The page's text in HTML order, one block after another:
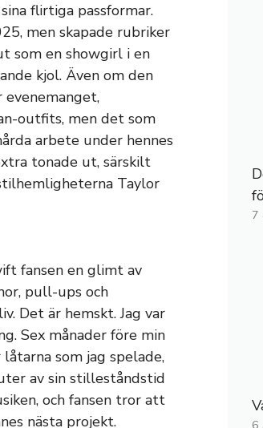
flirtiga passformar.
men skapade rubriker
som en showgirl i en
kjol. Även om den
outfits, men det som
arbete under hennes
tonade ut, särskilt
Taylor
fansen en glimt av
pull-ups och
Det är hemskt. Jag var
Sex månader före min
som jag spelade,
av sin stilleståndstid
och fansen tror att
nästa projekt.
7